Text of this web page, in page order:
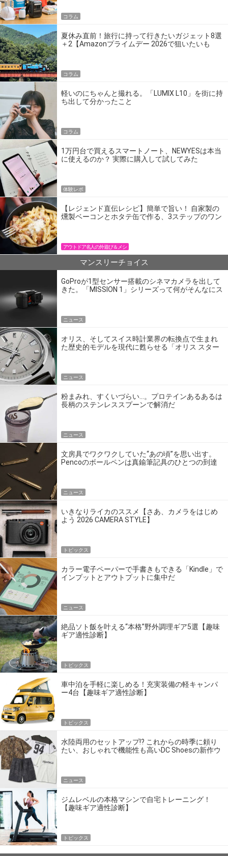
コラム
夏休み直前！旅行に持って行きたいガジェット8選
＋2【Amazonプライムデー 2026で狙いたいも
コラム
軽いのにちゃんと撮れる。「LUMIX L10」を街に持
ち出して分かったこと
コラム
1万円台で買えるスマートノート、NEWYESは本当
に使えるのか？ 実際に購入して試してみた
体験レポ
【レジェンド直伝レシピ】簡単で旨い！ 自家製の
燻製ベーコンとホタテ缶で作る、3ステップのワン
アウトドア名人の外遊び＆メシ
マンスリーチョイス
GoProが1型センサー搭載のシネマカメラを出して
きた。「MISSION 1」シリーズって何がそんなにス
ニュース
オリス、そしてスイス時計業界の転換点で生まれ
た歴史的モデルを現代に甦らせる「オリス スター
ニュース
粉まみれ、すくいづらい…。プロテインあるあるは
長柄のステンレススプーンで解消だ
ニュース
文房具でワクワクしていた“あの頃”を思い出す。
Pencoのボールペンは真鍮筆記具のひとつの到達
ニュース
いきなりライカのススメ【さあ、カメラをはじめ
よう 2026 CAMERA STYLE】
トピックス
カラー電子ペーパーで手書きもできる「Kindle」で
インプットとアウトプットに集中だ
ニュース
絶品ソト飯を叶える“本格”野外調理ギア5選【趣味
ギア適性診断】
トピックス
車中泊を手軽に楽しめる！充実装備の軽キャンパ
ー4台【趣味ギア適性診断】
トピックス
水陸両用のセットアップ!? これからの時季に頼り
たい、おしゃれで機能性も高いDC Shoesの新作ウ
ニュース
ジムレベルの本格マシンで自宅トレーニング！
【趣味ギア適性診断】
トピックス